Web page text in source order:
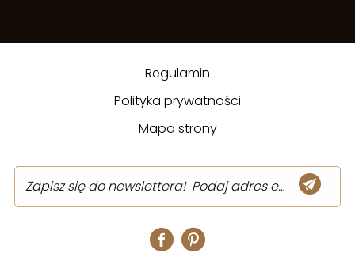
Regulamin
Polityka prywatności
Mapa strony